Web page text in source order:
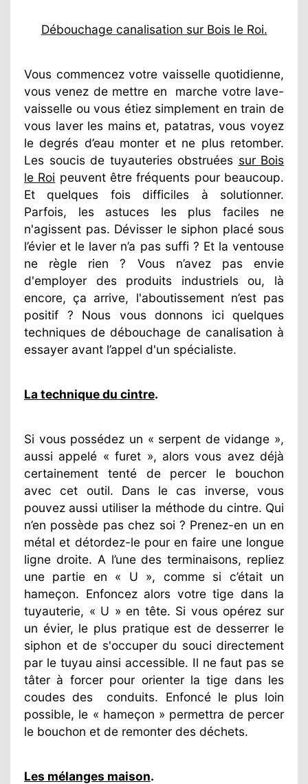
Débouchage canalisation sur Bois le Roi.
Vous commencez votre vaisselle quotidienne,
vous venez de mettre en
marche votre lave-
vaisselle ou vous étiez simplement en train de
vous laver les mains et, patatras, vous voyez
le degrés d’eau monter et ne plus retomber.
Les soucis de tuyauteries obstruées sur Bois
le Roi peuvent être fréquents pour beaucoup.
Et quelques fois difficiles à solutionner.
Parfois, les astuces les plus faciles ne
n'agissent pas. Dévisser le siphon placé sous
l’évier et le laver n’a pas suffi ? Et la ventouse
ne règle rien ? Vous n’avez pas envie
d'employer des produits industriels ou, là
encore, ça arrive, l'aboutissement n’est pas
positif ? Nous vous donnons ici quelques
techniques de débouchage de canalisation à
essayer avant l’appel d'un spécialiste.
La technique du cintre.
Si vous possédez un « serpent de vidange »,
aussi appelé « furet », alors vous avez déjà
certainement tenté de percer le bouchon
avec cet outil. Dans le cas inverse, vous
pouvez aussi utiliser la méthode du cintre. Qui
n’en possède pas chez soi ? Prenez-en un en
métal et détordez-le pour en faire une longue
ligne droite. A l’une des terminaisons, repliez
une partie en « U », comme si c’était un
hameçon. Enfoncez alors votre tige dans la
tuyauterie, « U » en tête. Si vous opérez sur
un évier, le plus pratique est de desserrer le
siphon et de s'occuper du souci directement
par le tuyau ainsi accessible. Il ne faut pas se
tâter à forcer pour orienter la tige dans les
coudes des
conduits. Enfoncé le plus loin
possible, le « hameçon » permettra de percer
le bouchon et de remonter des déchets.
Les mélanges maison.